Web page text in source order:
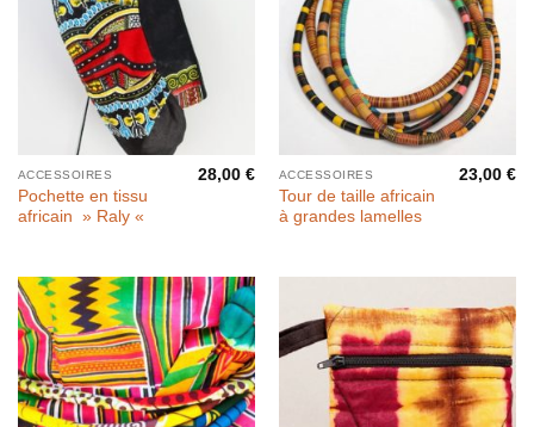
ACCESSOIRES
Pochette en tissu
africain » Raly «
28,00€ ACCESSOIRES
Tour de taille africain
à grandes lamelles
23,00€